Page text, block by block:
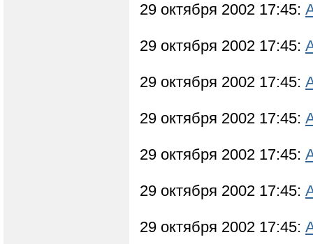
29 октября 2002 17:45:
29 октября 2002 17:45:
29 октября 2002 17:45:
29 октября 2002 17:45:
29 октября 2002 17:45:
29 октября 2002 17:45:
29 октября 2002 17:45: